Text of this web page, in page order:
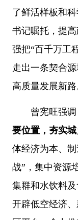
了鲜活样板和
书记嘱托，提
强把“百千万工
走出一条契合
高质量发展新路
曾宪旺强调
要位置，夯实城
体经济为本、
战”，集中资源
集群和水饮料
开辟低空经济